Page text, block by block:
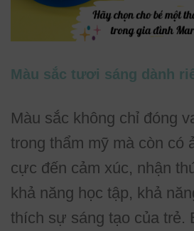
Màu sắc tươi sáng dành
Màu sắc không chỉ đóng
trong thẩm mỹ mà còn có
cực đến cảm xúc, nhận
khả năng học tập, khả
thích sự sáng tạo của trẻ.